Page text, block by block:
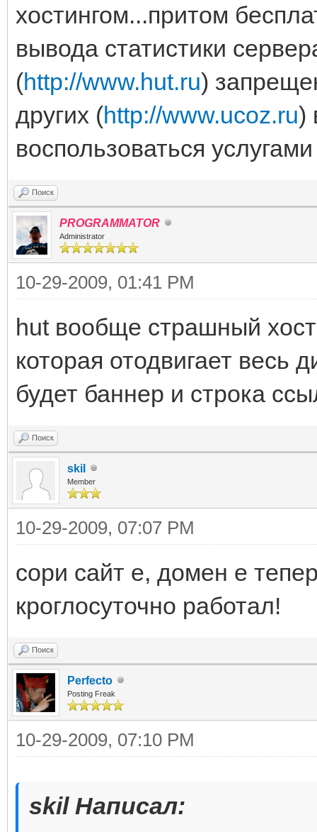
хостингом...притом
вывода статистики
(http://www.hut.ru)
других (http://www.ucoz.ru)
воспользоваться
Поиск
PROGRAMMATOR
Administrator
10-29-2009, 01:41 PM
hut вообще страшный
которая отодвигает весь
будет баннер и строка
Поиск
skil
Member
10-29-2009, 07:07 PM
cори сайт е, домен е
кроглосуточно работал!
Поиск
Perfecto
Posting Freak
10-29-2009, 07:10 PM
skil Написал: